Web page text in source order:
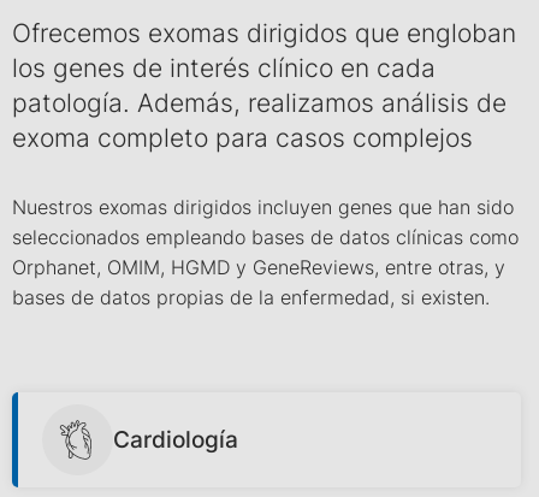
Ofrecemos exomas dirigidos que engloban
los genes de interés clínico en cada
patología. Además, realizamos análisis de
exoma completo para casos complejos
Nuestros exomas dirigidos incluyen genes que han sido
seleccionados empleando bases de datos clínicas como
Orphanet, OMIM, HGMD y GeneReviews, entre otras, y
bases de datos propias de la enfermedad, si existen.
Cardiología